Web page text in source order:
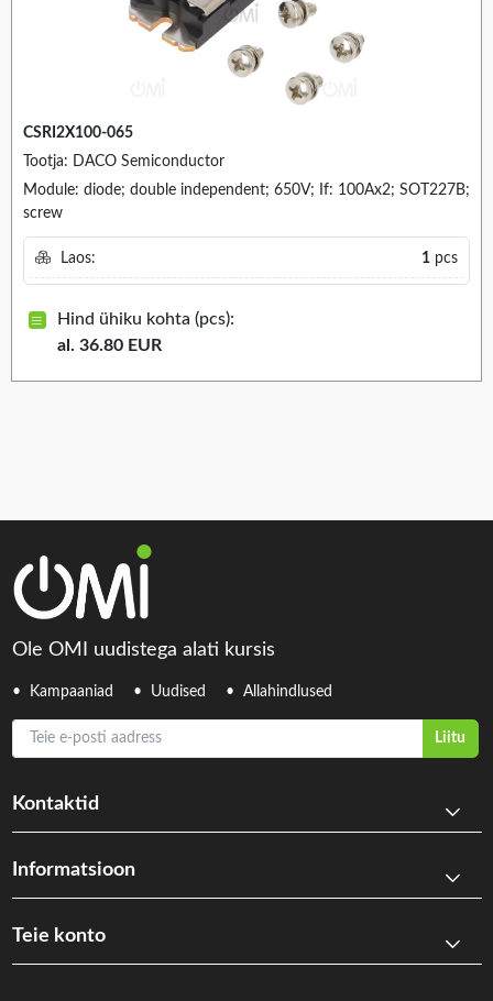
CSRI2X100-065
Tootja: DACO Semiconductor
Module: diode; double independent; 650V; If: 100Ax2; SOT227B;
screw
Laos: 1 pcs
Hind ühiku kohta (pcs):
al. 36.80 EUR
Ole OMI uudistega alati kursis
Kampaaniad Uudised Allahindlused
Teie e-posti aadress
Liitu
Kontaktid
Informatsioon
Teie konto